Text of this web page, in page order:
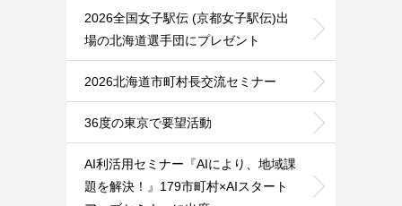
2026全国女子駅伝 (京都女子駅伝)出
場の北海道選手団にプレゼント
2026北海道市町村長交流セミナー
36度の東京で要望活動
AI利活用セミナー『AIにより、地域課
題を解決！』179市町村×AIスタート